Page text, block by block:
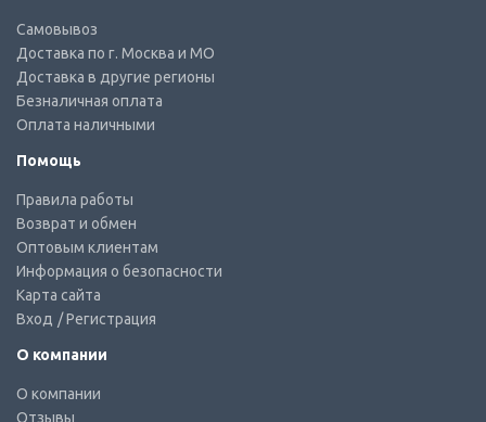
Самовывоз
Доставка по г. Москва и МО
Доставка в другие регионы
Безналичная оплата
Оплата наличными
Помощь
Правила работы
Возврат и обмен
Оптовым клиентам
Информация о безопасности
Карта сайта
Вход / Регистрация
О компании
О компании
Отзывы